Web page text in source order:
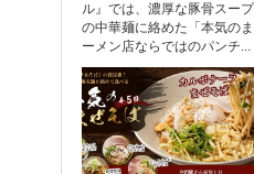
ル』では、濃厚な豚骨スー
の中華麺に絡めた「本気の
ーメン店ならではのパンチ...